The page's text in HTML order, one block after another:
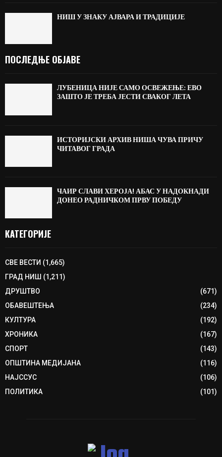
НИШ У ЗНАКУ АЈВАРА И ТРАДИЦИЈЕ
ПОСЛЕДЊЕ ОБЈАВЕ
ЛУБЕНИЦА НИЈЕ САМО ОСВЕЖЕЊЕ: ЕВО
ЗАШТО ЈЕ ТРЕБА ЈЕСТИ СВАКОГ ЛЕТА
ИСТОРИЈСКИ АРХИВ НИША ЧУВА ПРИЧУ
ЧИТАВОГ ГРАДА
ЧАИР СЛАВИ ХЕРОЈА! АБАС У НАДОКНАДИ
ДОНЕО РАДНИЧКОМ ПРВУ ПОБЕДУ
КАТЕГОРИЈЕ
СВЕ ВЕСТИ (1,665)
ГРАД НИШ (1,211)
ДРУШТВО
(671)
ОБАВЕШТЕЊА
(234)
КУЛТУРА
(192)
ХРОНИКА
(167)
СПОРТ
(143)
ОПШТИНА МЕДИЈАНА
(116)
НАЈССУС
(106)
ПОЛИТИКА
(101)